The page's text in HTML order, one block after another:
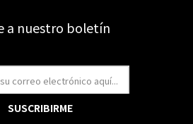
a nuestro boletín